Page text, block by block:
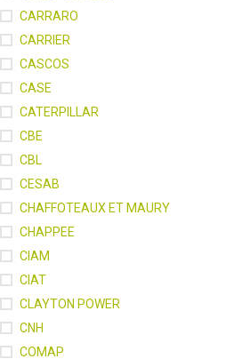
CARRARO
CARRIER
CASCOS
CASE
CATERPILLAR
CBE
CBL
CESAB
CHAFFOTEAUX ET MAURY
CHAPPEE
CIAM
CIAT
CLAYTON POWER
CNH
COMAP